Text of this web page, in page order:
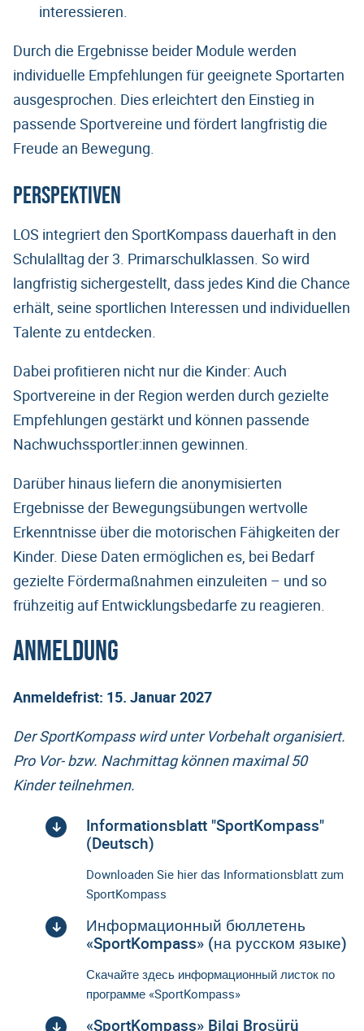
interessieren.
Durch die Ergebnisse beider Module werden
individuelle Empfehlungen für geeignete Sportarten
ausgesprochen. Dies erleichtert den Einstieg in
passende Sportvereine und fördert langfristig die
Freude an Bewegung.
Perspektiven
LOS integriert den SportKompass dauerhaft in den
Schulalltag der 3. Primarschulklassen. So wird
langfristig sichergestellt, dass jedes Kind die Chance
erhält, seine sportlichen Interessen und individuellen
Talente zu entdecken.
Dabei profitieren nicht nur die Kinder: Auch
Sportvereine in der Region werden durch gezielte
Empfehlungen gestärkt und können passende
Nachwuchssportler:innen gewinnen.
Darüber hinaus liefern die anonymisierten
Ergebnisse der Bewegungsübungen wertvolle
Erkenntnisse über die motorischen Fähigkeiten der
Kinder. Diese Daten ermöglichen es, bei Bedarf
gezielte Fördermaßnahmen einzuleiten – und so
frühzeitig auf Entwicklungsbedarfe zu reagieren.
Anmeldung
Anmeldefrist: 15. Januar 2027
Der SportKompass wird unter Vorbehalt organisiert.
Pro Vor- bzw. Nachmittag können maximal 50
Kinder teilnehmen.
Informationsblatt "SportKompass"
(Deutsch)
Downloaden Sie hier das Informationsblatt zum
SportKompass
Информационный бюллетень
«SportKompass» (на русском языке)
Скачайте здесь информационный листок по
программе «SportKompass»
«SportKompass» Bilgi Broşürü